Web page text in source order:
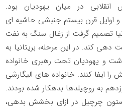
در میان یهودیان بود.
و اوایل قرن بیستم جنبشی حاشیه ای
تصمیم گرفت از زغال سنگ به نفت
کند. در این مرحله، بریتانیا به
و یهودیان تحت رهبری خانواده
ایفا کنند. خانواده های الیگارشی
به روچیلدها بدهکار شده بودند.
چرچیل در ازای بخشش بدهی،